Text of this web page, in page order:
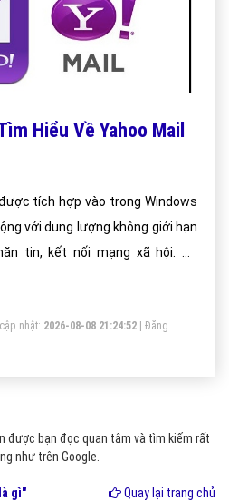
Hiểu Về Yahoo Mail
tích hợp vào trong Windows
với dung lượng không giới hạn
tin, kết nối mạng xã hội. Và
nhật: 2026-08-08 21:24:52
Đăng
được bạn đọc quan tâm và tìm kiếm rất
như trên Google.
gì" Quay lại trang chủ